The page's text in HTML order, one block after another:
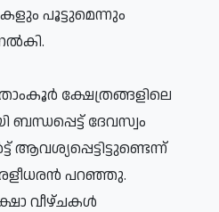
പൂട്ടുമെന്നും
ക്ഷേത്രങ്ങളിലെ
ദേവസ്വം
ആവശ്യപ്പെട്ടിട്ടുണ്ടെന്ന്
പറഞ്ഞു.
വീഴ്ചകള്‍